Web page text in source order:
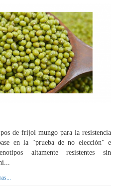
de frijol mungo para la resistencia
en la "prueba de no elección" e
altamente resistentes sin